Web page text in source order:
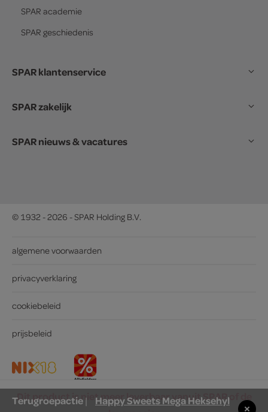
Dit product is niet meer leverbaar vanuit SPAR of de
SPAR academie
SPAR geschiedenis
SPAR klantenservice
SPAR zakelijk
SPAR nieuws & vacatures
© 1932 - 2026 - SPAR Holding B.V.
algemene voorwaarden
privacyverklaring
cookiebeleid
prijsbeleid
Terugroepactie|
Happy Sweets Mega Heksehyl